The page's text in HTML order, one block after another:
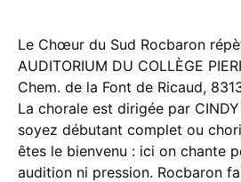
Le Chœur du Sud Rocbaron
AUDITORIUM DU COLLÈGE
Chem. de la Font de Ricaud,
La chorale est dirigée par
soyez débutant complet ou
êtes le bienvenu : ici on chante
audition ni pression. Rocbaron